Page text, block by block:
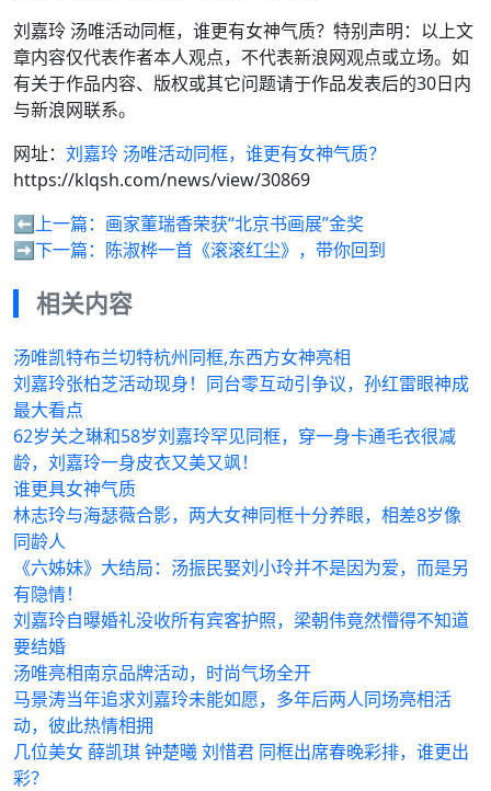
刘嘉玲 汤唯活动同框，谁更有女神气质？特别声明：以上文
章内容仅代表作者本人观点，不代表新浪网观点或立场。如
有关于作品内容、版权或其它问题请于作品发表后的30日内
与新浪网联系。
网址： 刘嘉玲 汤唯活动同框，谁更有女神气质？
https://klqsh.com/news/view/30869
⬅️上一篇： 画家董瑞香荣获“北京书画展”金奖
➡️下一篇： 陈淑桦一首《滚滚红尘》，带你回到
相关内容
汤唯凯特布兰切特杭州同框,东西方女神亮相
刘嘉玲张柏芝活动现身！同台零互动引争议，孙红雷眼神成
最大看点
62岁关之琳和58岁刘嘉玲罕见同框，穿一身卡通毛衣很减
龄，刘嘉玲一身皮衣又美又飒！
谁更具女神气质
林志玲与海瑟薇合影，两大女神同框十分养眼，相差8岁像
同龄人
《六姊妹》大结局：汤振民娶刘小玲并不是因为爱，而是另
有隐情！
刘嘉玲自曝婚礼没收所有宾客护照，梁朝伟竟然懵得不知道
要结婚
汤唯亮相南京品牌活动，时尚气场全开
马景涛当年追求刘嘉玲未能如愿，多年后两人同场亮相活
动，彼此热情相拥
几位美女 薛凯琪 钟楚曦 刘惜君 同框出席春晚彩排，谁更出
彩？